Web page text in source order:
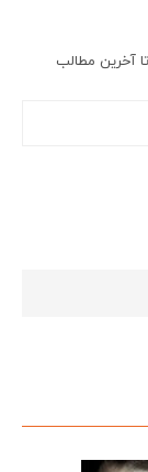
آخرین مطالب